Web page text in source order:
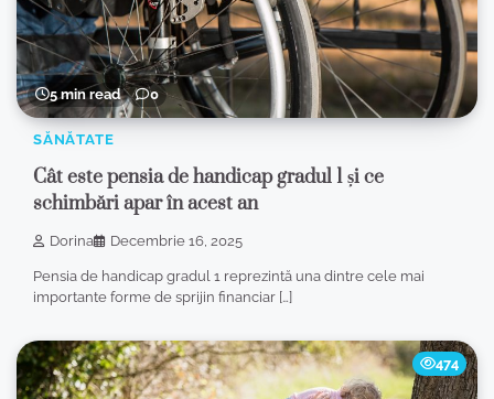
5 min read 0
SĂNĂTATE
Cât este pensia de handicap gradul 1 și ce
schimbări apar în acest an
Dorina Decembrie 16, 2025
Pensia de handicap gradul 1 reprezintă una dintre cele mai
importante forme de sprijin financiar […]
474